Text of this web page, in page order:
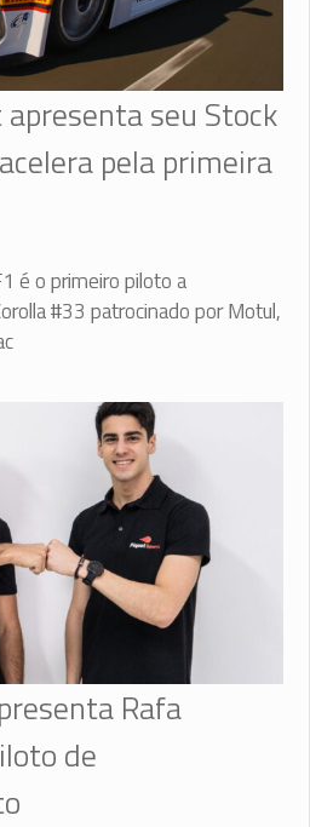
seu Stock
pela primeira
é o primeiro piloto a
#33 patrocinado por Motul,
Rafa
de